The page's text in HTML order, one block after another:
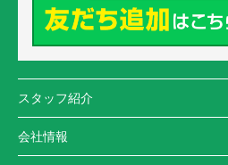
スタッフ紹介
会社情報